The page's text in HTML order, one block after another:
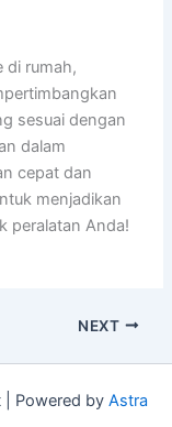
di rumah,
sesuai dengan
dalam
cepat dan
menjadikan
peralatan Anda!
NEXT
Powered by Astra